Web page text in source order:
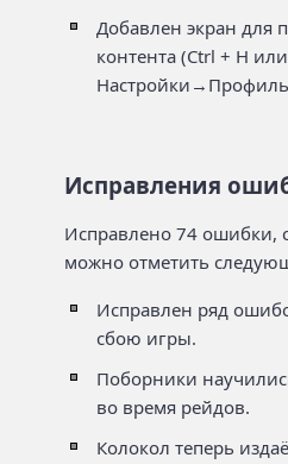
Добавлен экран для
контента (Ctrl + H или
Исправления
Исправлено 74 ошибки,
можно отметить
Исправлен ряд
сбою игры.
Поборники
во время рейдов.
Колокол теперь